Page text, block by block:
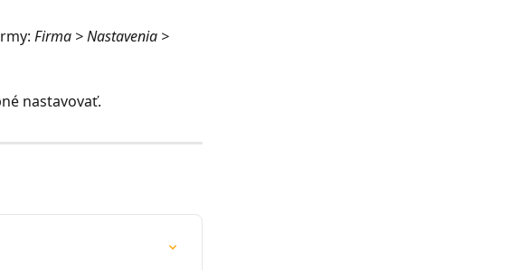
Firma > Nastavenia >
nastavovať.